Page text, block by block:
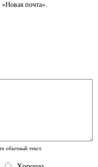
почта».
обычный текст.